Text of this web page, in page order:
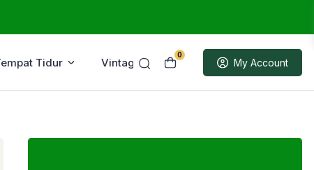
0
My Account
Tidur Vintage Sample